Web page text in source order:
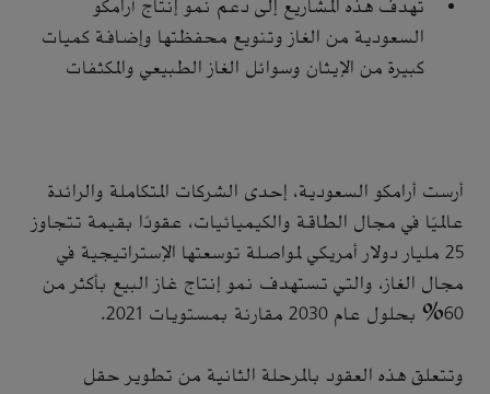
تهدف هذه المشاريع إلى دعم نمو إنتاج أرامكو
السعودية من الغاز وتنويع محفظتها وإضافة كميات
كبيرة من الإيثان وسوائل الغاز الطبيعي والمكثفات
أرست أرامكو السعودية، إحدى الشركات المتكاملة والرائدة
عالميًا في مجال الطاقة والكيميائيات، عقودًا بقيمة تتجاوز
25 مليار دولار أمريكي لمواصلة توسعتها الإستراتيجية في
مجال الغاز، والتي تستهدف نمو إنتاج غاز البيع بأكثر من
60% بحلول عام 2030 مقارنة بمستويات 2021.
وتتعلق هذه العقود بالمرحلة الثانية من تطوير حقل